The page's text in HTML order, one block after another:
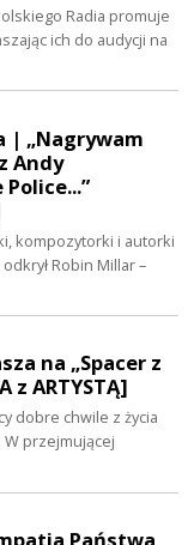
Radia promuje
ich do audycji na
| „Nagrywam
Andy
kompozytorki i autorki
Robin Millar –
na „Spacer z
z ARTYSTĄ]
dobre chwile z życia
W przejmującej